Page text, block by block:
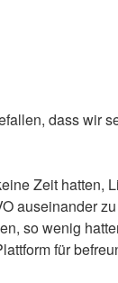
dass wir
Zeit hatten,
auseinander
so wenig
für